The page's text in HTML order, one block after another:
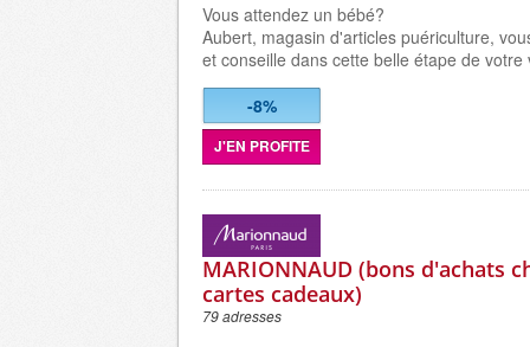
Vous attendez un bébé?
Aubert, magasin d'articles puériculture,
et conseille dans cette belle étape de votre
-8%
J'EN PROFITE
MARIONNAUD (bons d'achats
cartes cadeaux)
79 adresses